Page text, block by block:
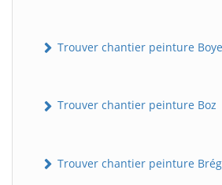
Trouver chantier peinture
Trouver chantier peinture Boz
Trouver chantier peinture